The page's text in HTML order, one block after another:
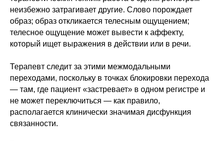
неизбежно затрагивает другие. Слово порождает
образ; образ откликается телесным ощущением;
телесное ощущение может вывести к аффекту,
который ищет выражения в действии или в речи.
Терапевт следит за этими межмодальными
переходами, поскольку в точках блокировки перехода
— там, где пациент «застревает» в одном регистре и
не может переключиться — как правило,
располагается клинически значимая дисфункция
связанности.